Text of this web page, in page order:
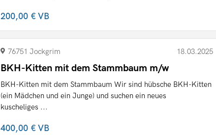
200,00 €VB
76751 Jockgrim 18.03.2025
BKH-Kitten mit dem Stammbaum m/w
BKH-Kitten mit dem Stammbaum Wir sind hübsche BKH-Kitten
(ein Mädchen und ein Junge) und suchen ein neues
kuscheliges ...
400,00 €VB